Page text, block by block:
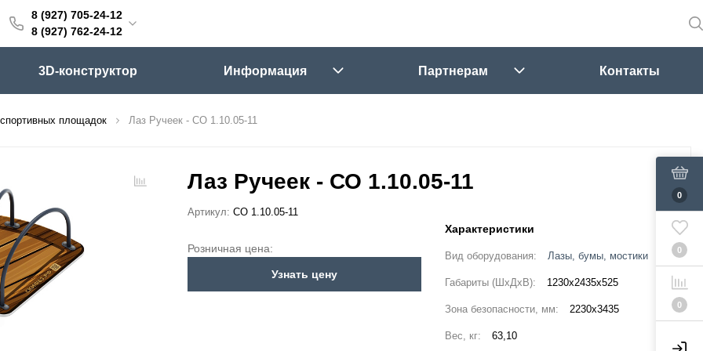
8 (927) 705-24-12
8 (927) 762-24-12
24-12
24-12
прайс-листа
3D-конструктор Информация Партнерам Контакты
0
0
0
площадок Лаз Ручеек - СО 1.10.05-11
Лаз Ручеек - СО 1.10.05-11
Артикул: СО 1.10.05-11
Розничная цена:
Узнать цену
Характеристики
Вид оборудования: Лазы, бумы, мостики
Габариты (ШхДхВ): 1230x2435x525
Зона безопасности, мм: 2230х3435
Вес, кг: 63,10